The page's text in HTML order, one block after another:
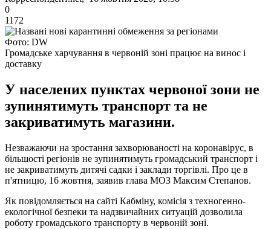
0
1172
Фото: DW
Громадське харчування в червоній зоні працює на винос і
доставку
У населених пунктах червоної зони не
зупинятимуть транспорт та не
закриватимуть магазини.
Незважаючи на зростання захворюваності на коронавірус, в
більшості регіонів не зупинятимуть громадський транспорт і
не закриватимуть дитячі садки і заклади торгівлі. Про це в
п'ятницю, 16 жовтня, заявив глава МОЗ Максим Степанов.
Як повідомляється на сайті Кабміну, комісія з техногенно-
екологічної безпеки та надзвичайних ситуацій дозволила
роботу громадського транспорту в червоній зоні.